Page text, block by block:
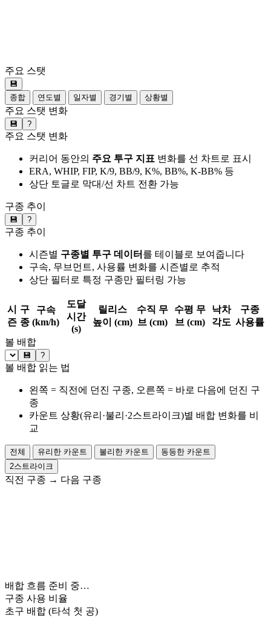
주요 스탯
💾
종합
연도별 일자별 경기별 상황별
주요 스탯 변화
💾 ?
주요 스탯 변화
커리어 동안의 주요 투구 지표 변화를 선 차트로 표시
ERA, WHIP, FIP, K/9, BB/9, K%, BB%, K-BB% 등
상단 토글로 막대/선 차트 전환 가능
구종 추이
💾 ?
구종 추이
시즌별 구종별 투구 데이터 를 테이블로 보여줍니다
구속, 무브먼트, 사용률 변화를 시즌별로 추적
상단 필터로 특정 구종만 필터링 가능
시
즌
구
종
구속
(km/h)
도달
시간
(s)
릴리스
높이 (cm)
수직 무
브 (cm)
수평 무
브 (cm)
낙차
각도
구종
사용률
볼 배합
💾 ?
볼 배합 읽는 법
왼쪽 = 직전에 던진 구종, 오른쪽 = 바로 다음에 던진 구
종
카운트 상황(유리·불리·2스트라이크)별 배합 변화를 비
교
전체 유리한 카운트 불리한 카운트
동등한 카운트
2스트라이크
직전 구종 → 다음 구종
배합 흐름 준비 중…
구종 사용 비율
초구 배합 (타석 첫 공)